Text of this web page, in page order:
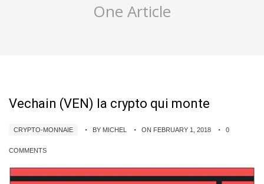
One Article
Vechain (VEN) la crypto qui monte
CRYPTO-MONNAIE BY MICHEL ON FEBRUARY 1, 2018 0
COMMENTS